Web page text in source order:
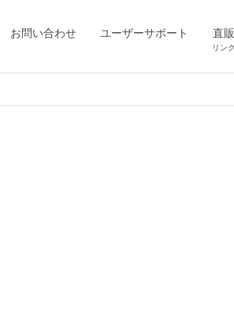
お問い合わせ ユーザーサポート 直
リン